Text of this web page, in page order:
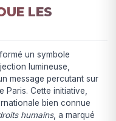
LES
un symbole
lumineuse,
message percutant sur
Cette initiative,
bien connue
humains, a marqué